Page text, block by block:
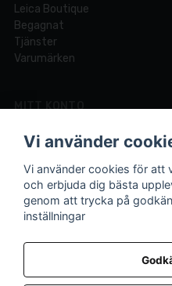
Leica Boutique
Begagnat
Tjänster
Varumärken
MITT KONTO
Logga in
Registrera dig
Glömt lösenord?
Vi är experter på foto
Vi använder
Vi använder cookies för att
och erbjuda dig bästa
genom att trycka på
inställningar